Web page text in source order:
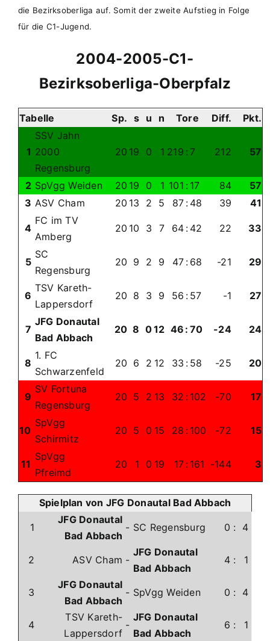
die Bezirksoberliga auf. Somit der zweite Aufstieg in Folge
für die C1-Jugend.
2004-2005-C1-
Bezirksoberliga-Oberpfalz
Tabelle Sp. s u n Tore Diff. Pkt.
1
SSV Jahn
2000
Regensburg
20 19 0 1 219 : 7 212 57
2 SpVgg Weiden 20 19 0 1 101 : 17 84
57
3 ASV Cham 20 13 2 5 87 : 48 39 41
4
FC im TV
Amberg
20 10 3 7 64 : 42 22 33
5
SC
Regensburg
20 9 2 9 47 : 68 -21 29
6
TSV Kareth-
Lappersdorf
20 8 3 9 56 : 57 -1 27
7
JFG Donautal
Bad Abbach
20 8 012 46 : 70 -24 24
8
1. FC
Schwarzenfeld
20 6 2 12 33 : 58 -25 20
9
SV Fortuna
Regensburg
20 5 2 13 32 : 102 -70 17
10
SpVgg
Schirmitz
20 5 0 15 28 : 100 -72 15
11
SpVgg
Pfreimd
20 1 0 19 17 : 161 -144 3
Spielplan von JFG Donautal Bad Abbach
1
JFG Donautal
Bad Abbach
- SC Regensburg 0 : 4
2 ASV Cham -
JFG Donautal
Bad Abbach
4 : 1
3
JFG Donautal
Bad Abbach
- SpVgg Weiden 0 : 4
4
TSV Kareth-
Lappersdorf
-
JFG Donautal
Bad Abbach
6 : 1